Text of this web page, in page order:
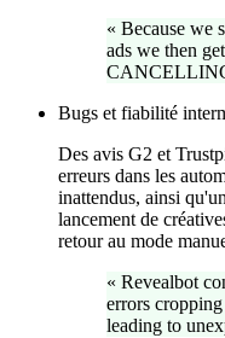
« Because we
ads we then
Bugs et fiabilité
Des avis G2 et
erreurs dans les
inattendus, ainsi
lancement de
retour au mode
« Revealbot
errors
leading to